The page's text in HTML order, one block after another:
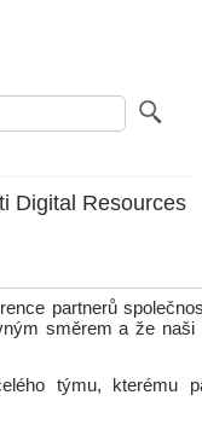
Digital Resources
partnerů
směrem a že naši
týmu, kterému